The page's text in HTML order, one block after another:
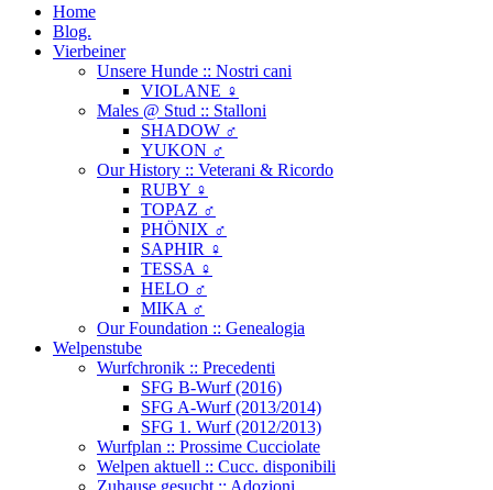
Home
Blog.
Vierbeiner
Unsere Hunde :: Nostri cani
VIOLANE ♀
Males @ Stud :: Stalloni
SHADOW ♂
YUKON ♂
Our History :: Veterani & Ricordo
RUBY ♀
TOPAZ ♂
PHÖNIX ♂
SAPHIR ♀
TESSA ♀
HELO ♂
MIKA ♂
Our Foundation :: Genealogia
Welpenstube
Wurfchronik :: Precedenti
SFG B-Wurf (2016)
SFG A-Wurf (2013/2014)
SFG 1. Wurf (2012/2013)
Wurfplan :: Prossime Cucciolate
Welpen aktuell :: Cucc. disponibili
Zuhause gesucht :: Adozioni